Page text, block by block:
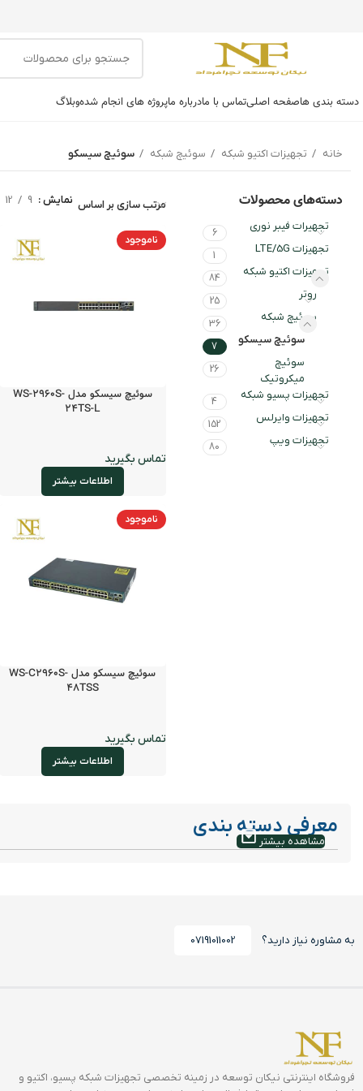
دسته بندی هاصفحه اصلیتماس با مادرباره ماپروژه های انجام شدهوبلاگ
خانه تجهیزات اکتیو شبکه سوئیچ شبکه سوئیچ سیسکو
دسته‌های محصولات
تجهیرات فیبر نوری 6
تجهیزات LTE/5G 1
تجهیزات اکتیو شبکه 84
روتر 25
سوئیچ شبکه 36
سوئیچ سیسکو 7
سوئیچ
میکروتیک
26
تجهیزات پسیو شبکه 4
تجهیزات وایرلس 152
تجهیزات ویپ 80
مرتب سازی بر اساس نمایش 9
12
ناموجود
سوئیچ سیسکو مدل WS-2960S-
24TS-L
اطلاعات بیشتر
ناموجود
سوئیچ سیسکو مدل WS-C2960S-
48TSS
اطلاعات بیشتر
معرفی دسته بندی
مشاهده بیشتر
به مشاوره نیاز دارید؟ 07191011002
فروشگاه اینترنتی نیکان توسعه در زمینه تخصصی تجهیزات شبکه پسیو، اکتیو و